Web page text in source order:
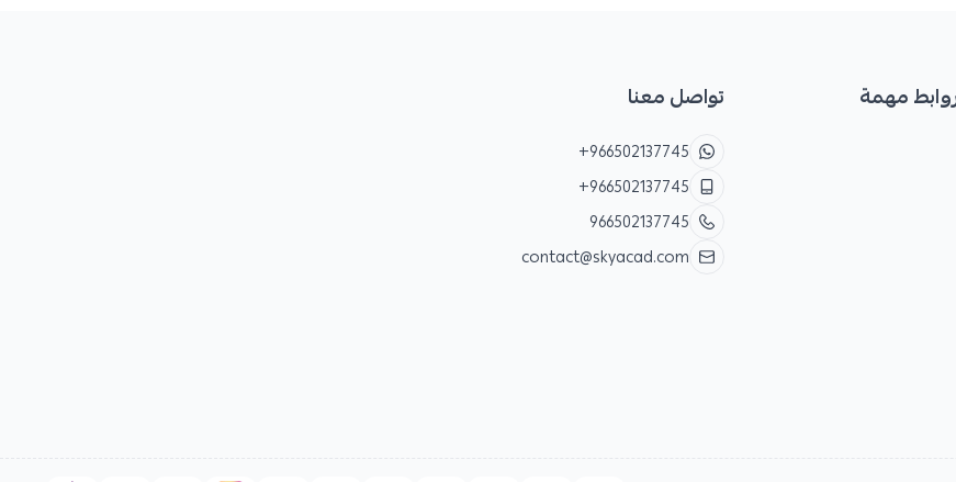
مهمة تواصل معنا
+966502137745
+966502137745
966502137745
contact@skyacad.com